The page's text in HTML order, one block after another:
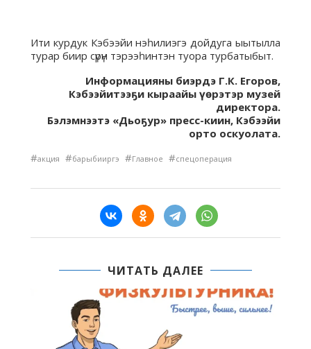
Ити курдук Кэбээйи нэһилиэгэ дойдуга ыытылла
турар биир сүрүн тэрээһинтэн туора турбатыбыт.
Информацияны биэрдэ Г.К. Егоров,
Кэбээйитээҕи кыраайы үөрэтэр музей
директора.
Бэлэмнээтэ «Дьоҕур» пресс-киин, Кэбээйи
орто оскуолата.
#акция #барыбииргэ #Главное #спецоперация
ЧИТАТЬ ДАЛЕЕ